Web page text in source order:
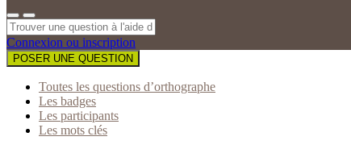
Connexion ou inscription
POSER UNE QUESTION
Toutes les questions d’orthographe
Les badges
Les participants
Les mots clés